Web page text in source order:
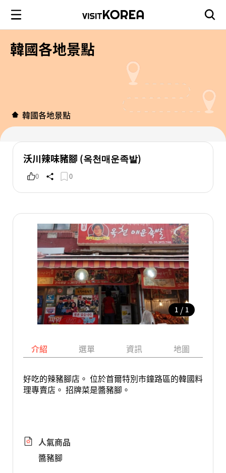
韓國各地景點
韓國各地景點
沃川辣味豬腳 (옥천매운족발)
0 0
1 / 1
介紹 選單 資訊 地圖
好吃的辣豬腳店。 位於首爾特別市鐘路區的韓國料
理專賣店。 招牌菜是醬豬腳。
人氣商品
醬豬腳